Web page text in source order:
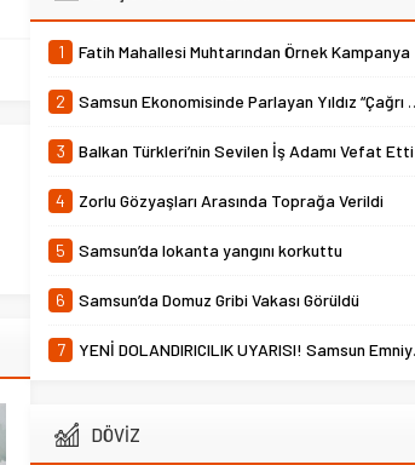
1 Fatih Mahallesi Muhtarından Örnek Kampanya
2 Samsun Ekonomisinde Parlayan Yıldız “Çağrı Temper”
3 Balkan Türkleri’nin Sevilen İş Adamı Vefat Etti
4 Zorlu Gözyaşları Arasında Toprağa Verildi
5 Samsun’da lokanta yangını korkuttu
6 Samsun’da Domuz Gribi Vakası Görüldü
7 YENİ DOLANDIRICILIK UYARISI! Samsun Emniyet Müdürlüğü Uyardı
DÖVİZ